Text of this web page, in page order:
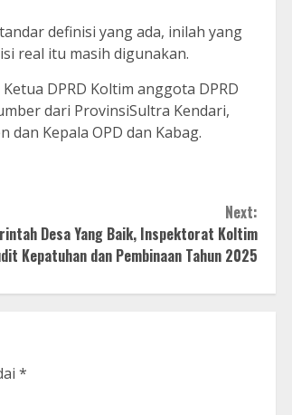
definisi yang ada, inilah yang
real itu masih digunakan.
DPRD Koltim anggota DPRD
dari ProvinsiSultra Kendari,
dan Kepala OPD dan Kabag.
Next:
Desa Yang Baik, Inspektorat Koltim
Kepatuhan dan Pembinaan Tahun 2025
*